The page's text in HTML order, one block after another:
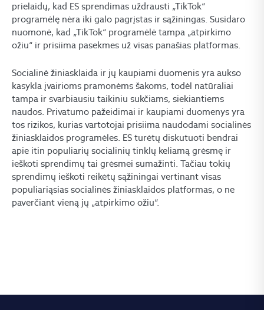
prielaidų, kad ES sprendimas uždrausti „TikTok“
programėlę nėra iki galo pagrįstas ir sąžiningas. Susidaro
nuomonė, kad „TikTok“ programėlė tampa „atpirkimo
ožiu“ ir prisiima pasekmes už visas panašias platformas.
Socialinė žiniasklaida ir jų kaupiami duomenis yra aukso
kasykla įvairioms pramonėms šakoms, todėl natūraliai
tampa ir svarbiausiu taikiniu sukčiams, siekiantiems
naudos. Privatumo pažeidimai ir kaupiami duomenys yra
tos rizikos, kurias vartotojai prisiima naudodami socialinės
žiniasklaidos programėles. ES turėtų diskutuoti bendrai
apie itin populiarių socialinių tinklų keliamą grėsmę ir
ieškoti sprendimų tai grėsmei sumažinti. Tačiau tokių
sprendimų ieškoti reikėtų sąžiningai vertinant visas
populiariąsias socialinės žiniasklaidos platformas, o ne
paverčiant vieną jų „atpirkimo ožiu“.